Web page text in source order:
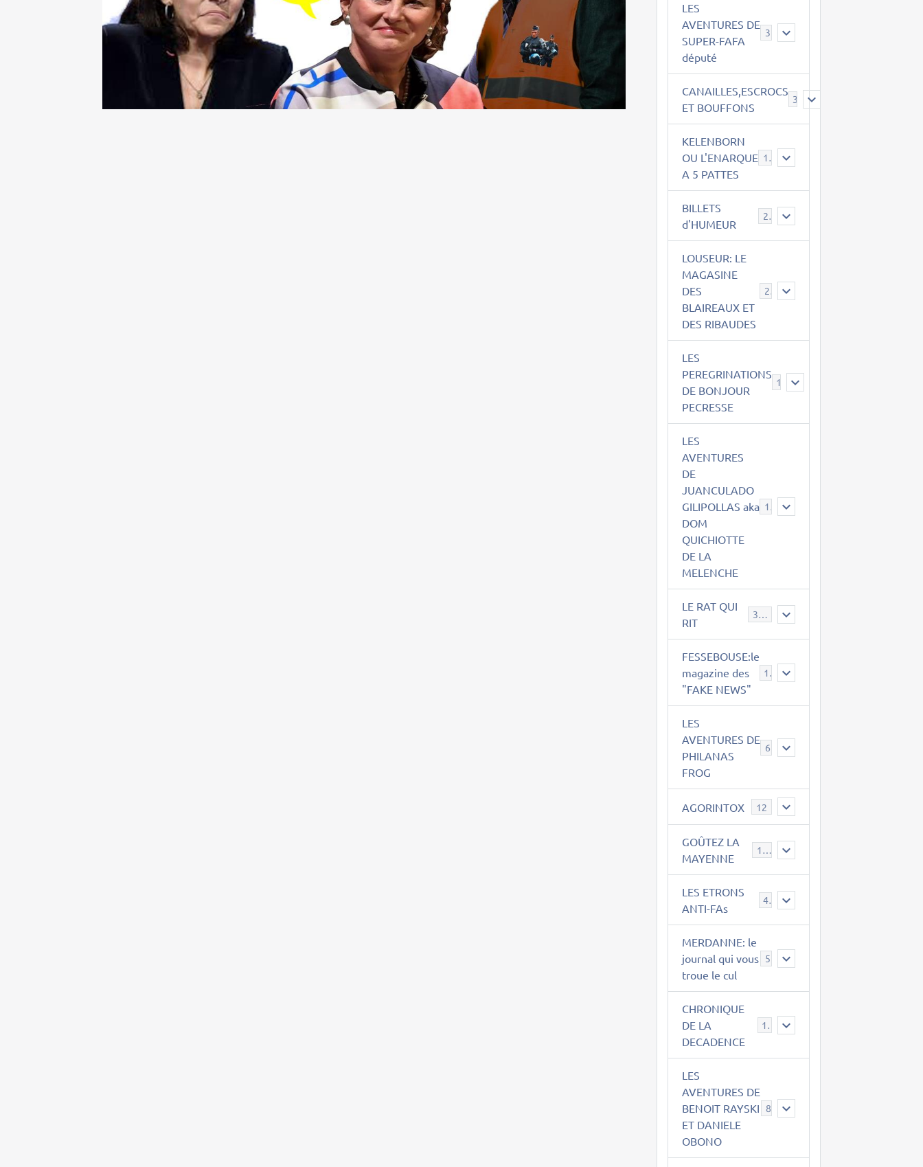
LES
AVENTURES DE
SUPER-FAFA
député
CANAILLES,ESCROCS
ET BOUFFONS
385
KELENBORN
OU L'ENARQUE
A 5 PATTES
14
BILLETS
d'HUMEUR
2
LOUSEUR: LE
MAGASINE
DES
BLAIREAUX ET
DES RIBAUDES
21
LES
PEREGRINATIONS
DE BONJOUR
PECRESSE
14
LES
AVENTURES
DE
JUANCULADO
GILIPOLLAS aka
DOM
QUICHIOTTE
DE LA
MELENCHE
119
LE RAT QUI
RIT
395
FESSEBOUSE:le
magazine des
"FAKE NEWS"
19
LES
AVENTURES DE
PHILANAS
FROG
AGORINTOX 12
GOÛTEZ LA
MAYENNE
189
LES ETRONS
ANTI-FAs
4
MERDANNE: le
journal qui vous
troue le cul
CHRONIQUE
DE LA
DECADENCE
12
LES
AVENTURES DE
BENOIT RAYSKI
ET DANIELE
OBONO